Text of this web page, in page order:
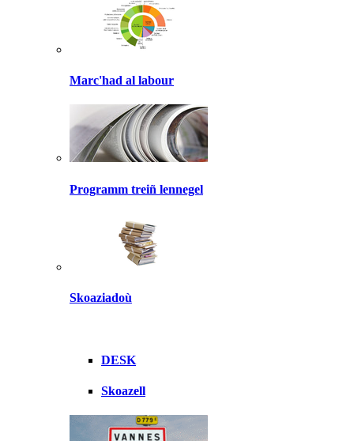
Marc'had al labour
Programm treiñ lennegel
Skoaziadoù
DESK
Skoazell